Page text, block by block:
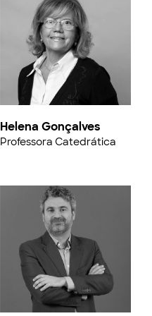
Helena Gonçalves
Professora Catedrática